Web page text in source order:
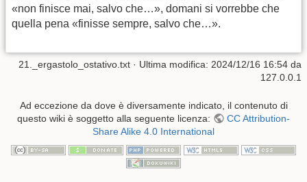
«non finisce mai, salvo che…», domani si vorrebbe che
quella pena «finisse sempre, salvo che…».
21._ergastolo_ostativo.txt · Ultima modifica: 2024/12/16 16:54 da
127.0.0.1
Ad eccezione da dove è diversamente indicato, il contenuto di
questo wiki è soggetto alla seguente licenza:
CC Attribution-
Share Alike 4.0 International